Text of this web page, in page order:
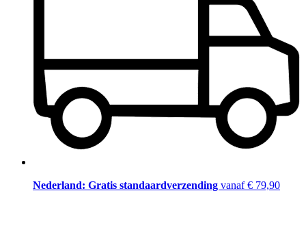
Nederland: Gratis standaardverzending vanaf € 79,90